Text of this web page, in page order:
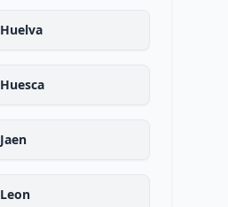
Huelva
Huesca
Jaen
Leon